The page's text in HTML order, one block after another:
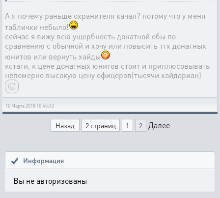
А я почему раньше охранителя качал? потому что у меня
таблички небыло!
сейчас я вижу всю ущербность донатной обы по
сравнению с обычной и хочу или повысить ттх донатных
юнитов или вернуть хайды
кстати, к цене донатных юнитов стоит и приплюсовывать
непомерно высокую цену офицеров(тысячи хайдариан)
10 Марта 2018 10:45:42
Назад 2 страниц 1 2 Далее
Информация
Вы не авторизованы